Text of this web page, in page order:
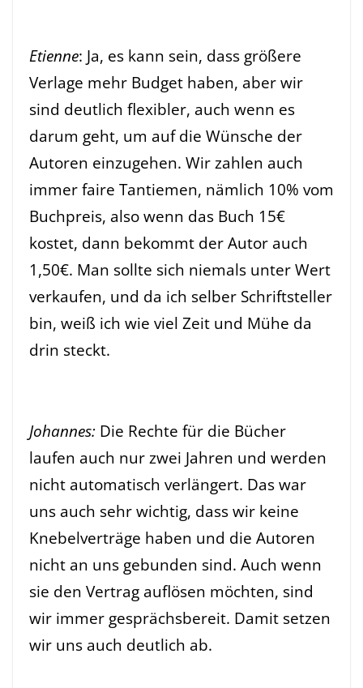
Etienne: Ja, es kann sein, dass größere
Verlage mehr Budget haben, aber wir
sind deutlich flexibler, auch wenn es
darum geht, um auf die Wünsche der
Autoren einzugehen. Wir zahlen auch
immer faire Tantiemen, nämlich 10% vom
Buchpreis, also wenn das Buch 15€
kostet, dann bekommt der Autor auch
1,50€. Man sollte sich niemals unter Wert
verkaufen, und da ich selber Schriftsteller
bin, weiß ich wie viel Zeit und Mühe da
drin steckt.
Johannes: Die Rechte für die Bücher
laufen auch nur zwei Jahren und werden
nicht automatisch verlängert. Das war
uns auch sehr wichtig, dass wir keine
Knebelverträge haben und die Autoren
nicht an uns gebunden sind. Auch wenn
sie den Vertrag auflösen möchten, sind
wir immer gesprächsbereit. Damit setzen
wir uns auch deutlich ab.